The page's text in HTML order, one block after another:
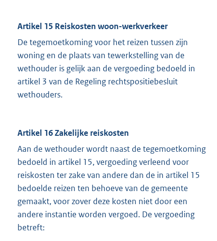
Artikel 15 Reiskosten woon-werkverkeer
De tegemoetkoming voor het reizen tussen zijn
woning en de plaats van tewerkstelling van de
wethouder is gelijk aan de vergoeding bedoeld in
artikel 3 van de Regeling rechtspositiebesluit
wethouders.
Artikel 16 Zakelijke reiskosten
Aan de wethouder wordt naast de tegemoetkoming
bedoeld in artikel 15, vergoeding verleend voor
reiskosten ter zake van andere dan de in artikel 15
bedoelde reizen ten behoeve van de gemeente
gemaakt, voor zover deze kosten niet door een
andere instantie worden vergoed. De vergoeding
betreft: